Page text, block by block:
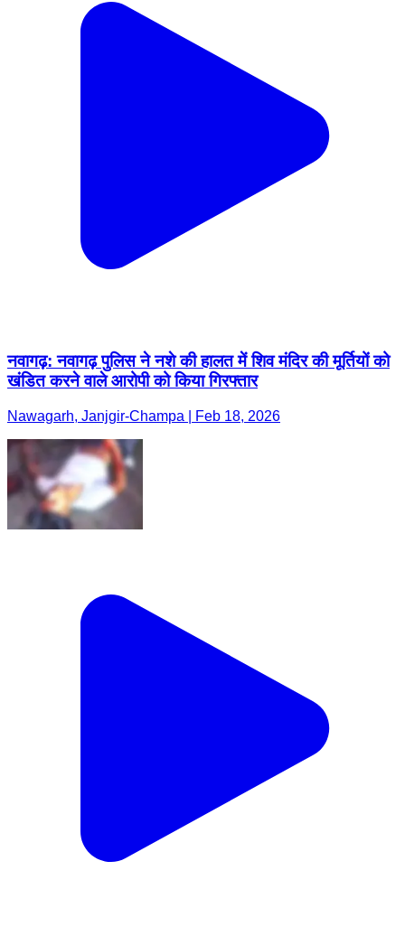
नवागढ़: नवागढ़ पुलिस ने नशे की हालत में शिव मंदिर की मूर्तियों को
खंडित करने वाले आरोपी को किया गिरफ्तार
Nawagarh, Janjgir-Champa | Feb 18, 2026